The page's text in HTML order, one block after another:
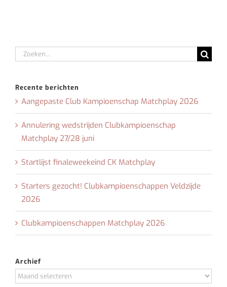
Zoeken
naar:
Recente berichten
Aangepaste Club Kampioenschap Matchplay 2026
Annulering wedstrijden Clubkampioenschap
Matchplay 27/28 juni
Startlijst finaleweekeind CK Matchplay
Starters gezocht! Clubkampioenschappen Veldzijde
2026
Clubkampioenschappen Matchplay 2026
Archief
Archief